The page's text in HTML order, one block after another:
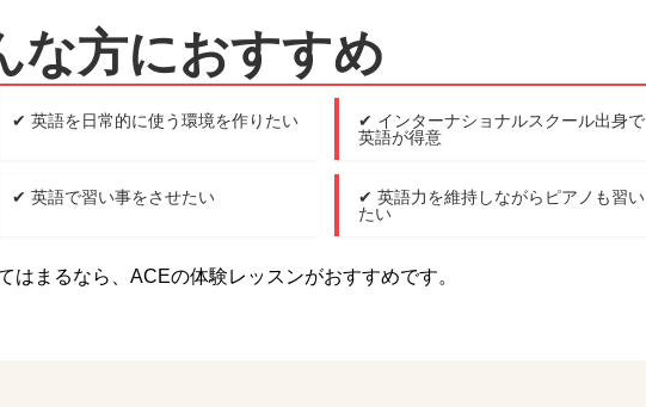
な方におすすめ
✔ 英語を日常的に使う環境を作りたい
✔ インターナショナルスクール出身で
英語が得意
✔ 英語で習い事をさせたい
✔ 英語力を維持しながらピアノも習い
たい
はまるなら、ACEの体験レッスンがおすすめです。